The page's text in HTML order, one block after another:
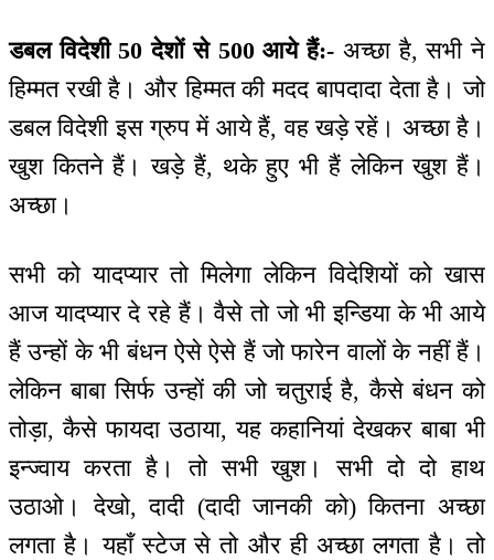
डबल विदेशी 50 देशों से 500 आये हैं:- अच्छा है, सभी ने
हिम्मत रखी है। और हिम्मत की मदद बापदादा देता है। जो
डबल विदेशी इस ग्रुप में आये हैं, वह खड़े रहें। अच्छा है।
खुश कितने हैं। खड़े हैं, थके हुए भी हैं लेकिन खुश हैं।
अच्छा।
सभी को यादप्यार तो मिलेगा लेकिन विदेशियों को खास
आज यादप्यार दे रहे हैं। वैसे तो जो भी इन्डिया के भी आये
हैं उन्हों के भी बंधन ऐसे ऐसे हैं जो फारेन वालों के नहीं हैं।
लेकिन बाबा सिर्फ उन्हों की जो चतुराई है, कैसे बंधन को
तोड़ा, कैसे फायदा उठाया, यह कहानियां देखकर बाबा भी
इन्ज्वाय करता है। तो सभी खुश। सभी दो दो हाथ
उठाओ। देखो, दादी (दादी जानकी को) कितना अच्छा
लगता है। यहाँ स्टेज से तो और ही अच्छा लगता है। तो